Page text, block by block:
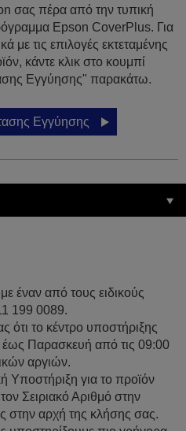
σας πέρα από την τυπική
Epson CoverPlus. Για
με τις επιλογές εκτεταμένης
κάντε κλικ στο κουμπί
Εγγύησης" παρακάτω.
Εγγύησης
έναν από τους ειδικούς
199 0089.
το κέντρο υποστήριξης
έως Παρασκευή από τις 09:00
αργιών.
Υποστήριξη για το προϊόν
Σειριακό Αριθμό στην
στην αρχή της κλήσης σας.